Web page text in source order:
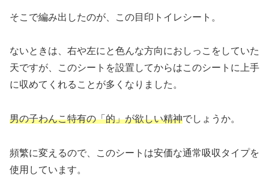
そこで編み出したのが、この目印トイレシート。
ないときは、右や左にと色んな方向におしっこをしていた
天ですが、このシートを設置してからはこのシートに上手
に収めてくれることが多くなりました。
男の子わんこ特有の「的」が欲しい精神でしょうか。
頻繁に変えるので、このシートは安価な通常吸収タイプを
使用しています。